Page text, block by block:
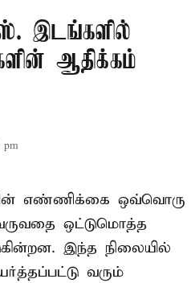
இடங்களில்
ஆதிக்கம்
pm
எண்ணிக்கை ஒவ்வொரு
ஒட்டுமொத்த
இந்த நிலையில்
வரும்